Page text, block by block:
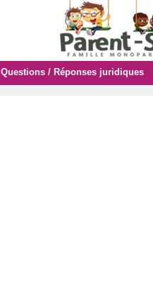
Questions / Réponses juridiques